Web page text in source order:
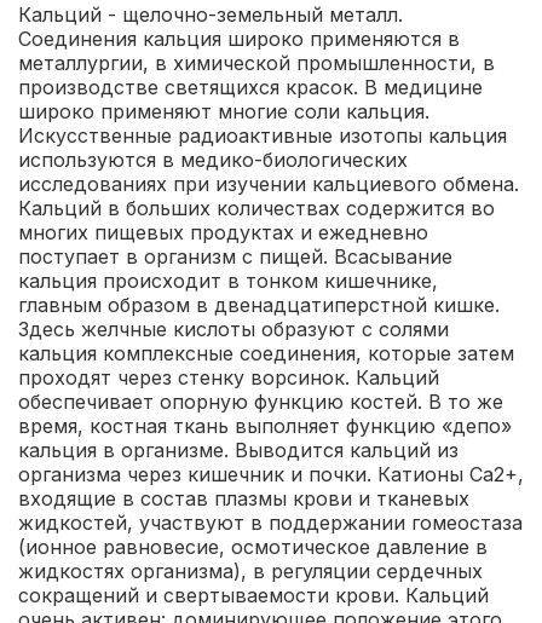
Кальций - щелочно-земельный металл.
Соединения кальция широко применяются в
металлургии, в химической промышленности, в
производстве светящихся красок. В медицине
широко применяют многие соли кальция.
Искусственные радиоактивные изотопы кальция
используются в медико-биологических
исследованиях при изучении кальциевого обмена.
Кальций в больших количествах содержится во
многих пищевых продуктах и ежедневно
поступает в организм с пищей. Всасывание
кальция происходит в тонком кишечнике,
главным образом в двенадцатиперстной кишке.
Здесь желчные кислоты образуют с солями
кальция комплексные соединения, которые затем
проходят через стенку ворсинок. Кальций
обеспечивает опорную функцию костей. В то же
время, костная ткань выполняет функцию «депо»
кальция в организме. Выводится кальций из
организма через кишечник и почки. Катионы Са2+,
входящие в состав плазмы крови и тканевых
жидкостей, участвуют в поддержании гомеостаза
(ионное равновесие, осмотическое давление в
жидкостях организма), в регуляции сердечных
сокращений и свертываемости крови. Кальций